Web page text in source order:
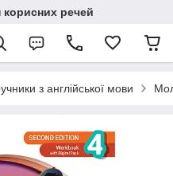
корисних речей
з англійської мови